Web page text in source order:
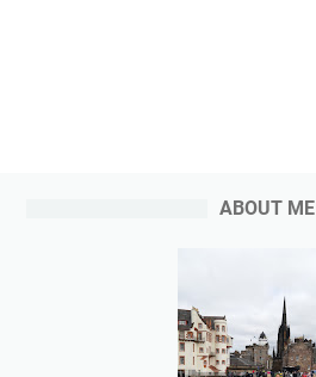
ABOUT ME